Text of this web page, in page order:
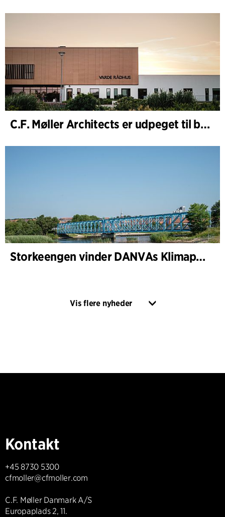
C.F. Møller Architects er udpeget til bygherrerådgiver i udvidelsen af Varde Rådhus
Storkeengen vinder DANVAs Klimapris 2025 – og bygger videre på tidligere arkitekturanerkendelse
Vis flere nyheder
Kontakt
+45 8730 5300
cfmoller@cfmoller.com
C.F. Møller Danmark A/S
Europaplads 2, 11.